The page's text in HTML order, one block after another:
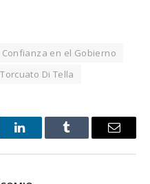
Confianza en el Gobierno
Di Tella
LinkedInTumblr Email